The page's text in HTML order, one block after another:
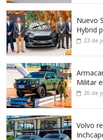
Nuevo
Hybrid
23 de
Militar
20 de
Volvo